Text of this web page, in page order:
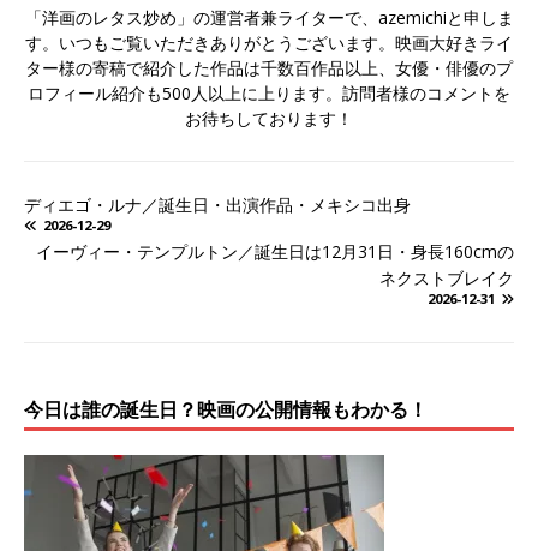
「洋画のレタス炒め」の運営者兼ライターで、azemichiと申しま
す。いつもご覧いただきありがとうございます。映画大好きライ
ター様の寄稿で紹介した作品は千数百作品以上、女優・俳優のプ
ロフィール紹介も500人以上に上ります。訪問者様のコメントを
お待ちしております！
ディエゴ・ルナ／誕生日・出演作品・メキシコ出身
2026-12-29
イーヴィー・テンプルトン／誕生日は12月31日・身長160cmの
ネクストブレイク
2026-12-31
今日は誰の誕生日？映画の公開情報もわかる！